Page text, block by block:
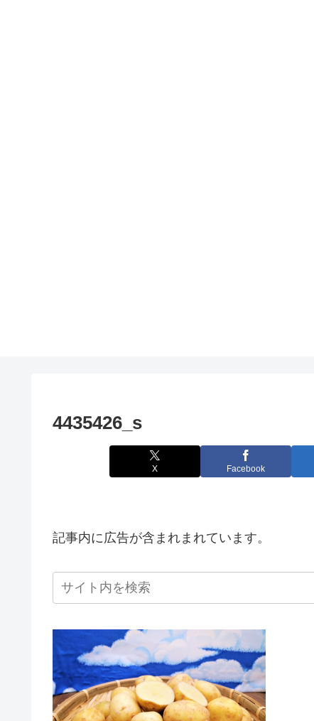
4435426_s
X Facebook
記事内に広告が含まれまれています。